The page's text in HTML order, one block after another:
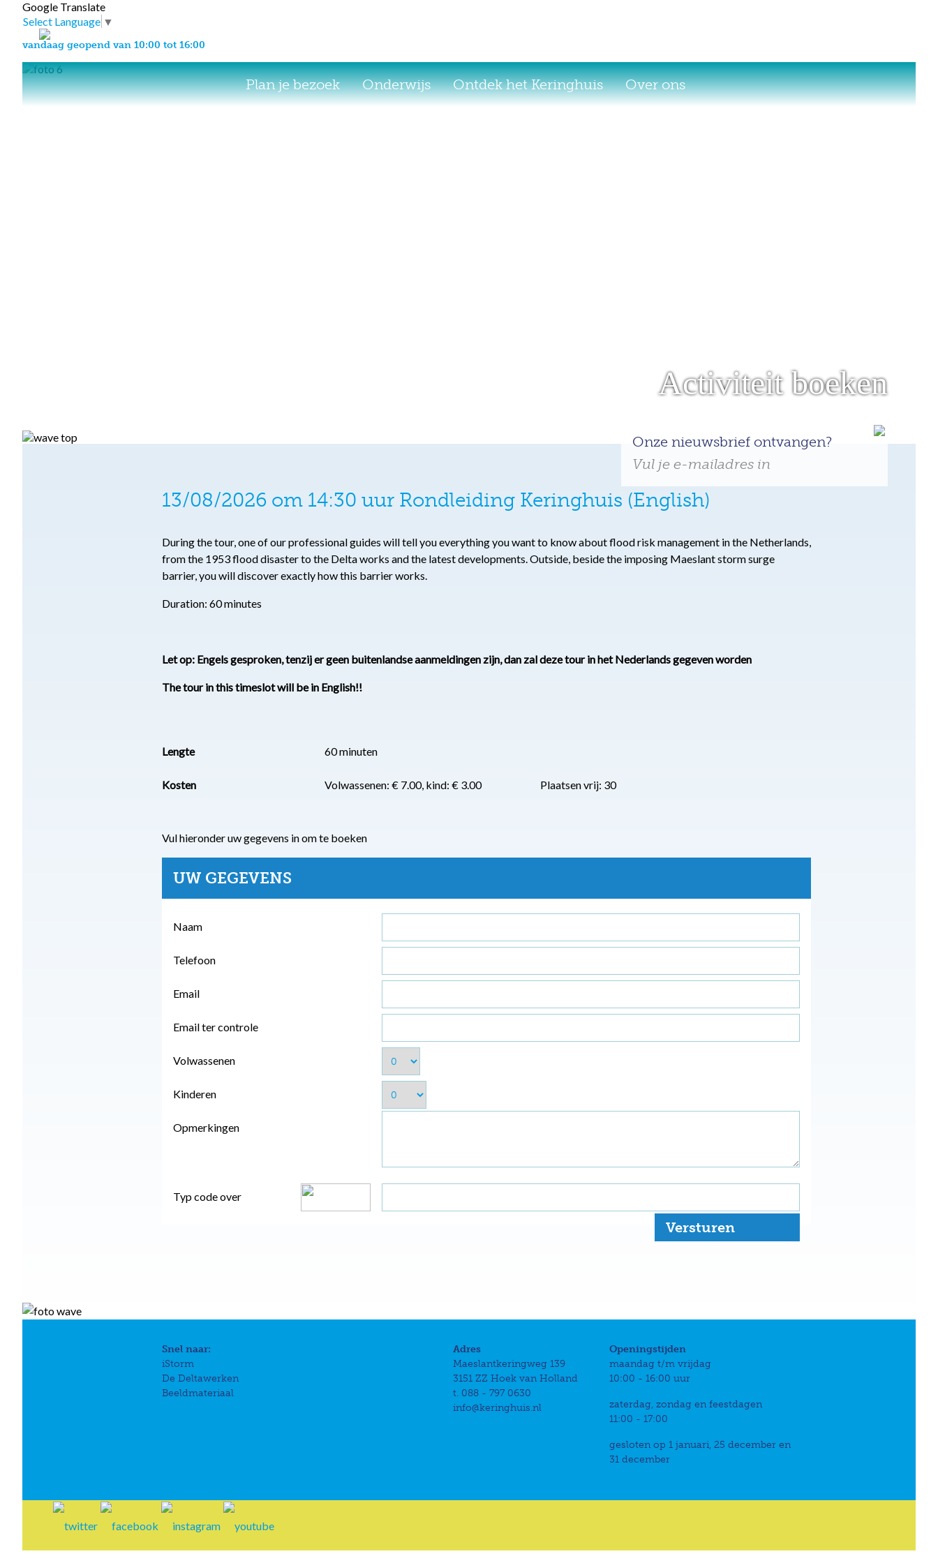
Google Translate
Select Language ▼
vandaag geopend van 10:00 tot 16:00
Plan je bezoek Onderwijs Ontdek het Keringhuis Over ons
Activiteit boeken
13/08/2026 om 14:30 uur Rondleiding Keringhuis (English)
During the tour, one of our professional guides will tell you everything you want to know about flood risk management in the Netherlands,
from the 1953 flood disaster to the Delta works and the latest developments. Outside, beside the imposing Maeslant storm surge
barrier, you will discover exactly how this barrier works.
Duration: 60 minutes
Let op: Engels gesproken, tenzij er geen buitenlandse aanmeldingen zijn, dan zal deze tour in het Nederlands gegeven worden
The tour in this timeslot will be in English!!
Lengte 60 minuten
Kosten Volwassenen: € 7.00, kind: € 3.00 Plaatsen vrij: 30
Vul hieronder uw gegevens in om te boeken
UW GEGEVENS
Naam
Telefoon
Email
Email ter controle
Volwassenen
Kinderen
Opmerkingen
Typ code over
Versturen
Onze nieuwsbrief ontvangen?
Vul je e-mailadres in
Snel naar:
iStorm
De Deltawerken
Beeldmateriaal
Adres
Maeslantkeringweg 139
3151 ZZ Hoek van Holland
t. 088 - 797 0630
info@keringhuis.nl
Openingstijden
maandag t/m vrijdag
10:00 - 16:00 uur
zaterdag, zondag en feestdagen
11:00 - 17:00
gesloten op 1 januari, 25 december en
31 december